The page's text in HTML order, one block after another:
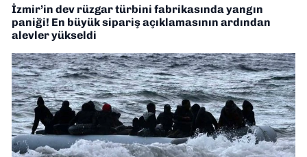
İzmir’in dev rüzgar türbini fabrikasında yangın
paniği! En büyük sipariş açıklamasının ardından
alevler yükseldi